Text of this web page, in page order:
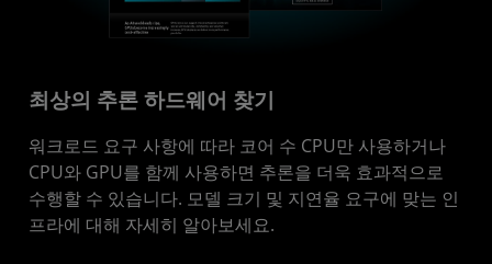
최상의 추론 하드웨어 찾기
워크로드 요구 사항에 따라 코어 수 CPU만 사용하거나
CPU와 GPU를 함께 사용하면 추론을 더욱 효과적으로
수행할 수 있습니다. 모델 크기 및 지연율 요구에 맞는 인
프라에 대해 자세히 알아보세요.